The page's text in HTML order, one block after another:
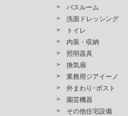
バスルーム
洗面ドレッシング
トイレ
内装・収納
照明器具
換気扇
業務用ジアイーノ
外まわり･ポスト
園芸機器
その他住宅設備